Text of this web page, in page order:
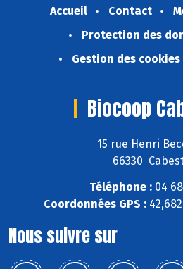
Accueil Contact
Protection des
Gestion des cookies
Biocoop
15 rue Henri
66330
Téléphone :04 68
Coordonnées GPS :
Nous suivre sur